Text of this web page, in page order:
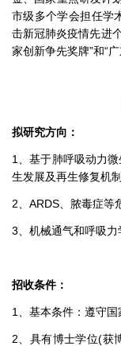
市级多个学会担任学
击新冠肺炎疫情先进
家创新争先奖牌”和“
拟研究方向：
1、基于肺呼吸动力
生发展及再生修复机制
2、ARDS、脓毒症等
3、机械通气和呼吸力
招收条件：
1、基本条件：遵守国
2、具有博士学位(获